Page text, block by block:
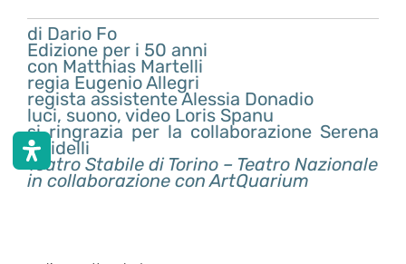
di Dario Fo
Edizione per i 50 anni
con Matthias Martelli
regia Eugenio Allegri
regista assistente Alessia Donadio
luci, suono, video Loris Spanu
si ringrazia per la collaborazione Serena
Guidelli
Teatro Stabile di Torino – Teatro Nazionale
in collaborazione con ArtQuarium